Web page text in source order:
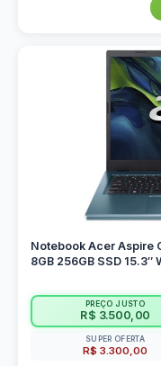
Notebook Acer Aspire
8GB 256GB SSD 15.3″
PREÇO JUSTO
R$ 3.500,00
SUPER OFERTA
R$ 3.300,00